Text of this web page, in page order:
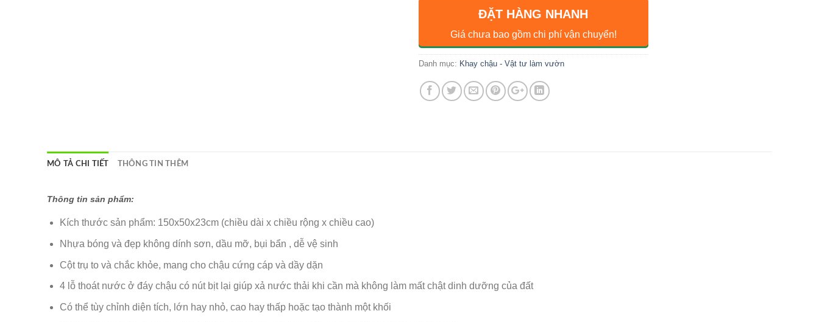
ĐẶT HÀNG NHANH
Giá chưa bao gồm chi phí vận chuyển!
Danh mục: Khay chậu - Vật tư làm vườn
MÔ TẢ CHI TIẾT THÔNG TIN THÊM
Thông tin sản phẩm:
Kích thước sản phẩm: 150x50x23cm (chiều dài x chiều rộng x chiều cao)
Nhựa bóng và đẹp không dính sơn, dầu mỡ, bụi bẩn , dễ vệ sinh
Cột trụ to và chắc khỏe, mang cho chậu cứng cáp và dầy dặn
4 lỗ thoát nước ở đáy chậu có nút bịt lại giúp xả nước thải khi cần mà không làm mất chật dinh dưỡng của đất
Có thể tùy chỉnh diện tích, lớn hay nhỏ, cao hay thấp hoặc tạo thành một khối